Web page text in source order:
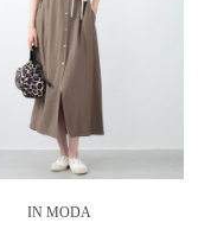
IN MODA